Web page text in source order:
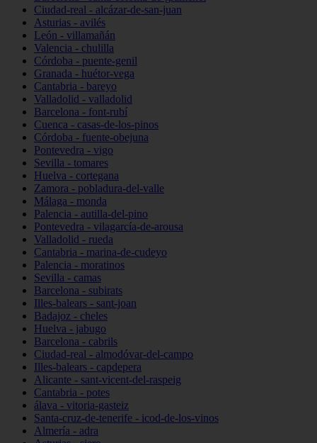
Ciudad-real - alcázar-de-san-juan
Asturias - avilés
León - villamañán
Valencia - chulilla
Córdoba - puente-genil
Granada - huétor-vega
Cantabria - bareyo
Valladolid - valladolid
Barcelona - font-rubí
Cuenca - casas-de-los-pinos
Córdoba - fuente-obejuna
Pontevedra - vigo
Sevilla - tomares
Huelva - cortegana
Zamora - pobladura-del-valle
Málaga - monda
Palencia - autilla-del-pino
Pontevedra - vilagarcía-de-arousa
Valladolid - rueda
Cantabria - marina-de-cudeyo
Palencia - moratinos
Sevilla - camas
Barcelona - subirats
Illes-balears - sant-joan
Badajoz - cheles
Huelva - jabugo
Barcelona - cabrils
Ciudad-real - almodóvar-del-campo
Illes-balears - capdepera
Alicante - sant-vicent-del-raspeig
Cantabria - potes
álava - vitoria-gasteiz
Santa-cruz-de-tenerife - icod-de-los-vinos
Almería - adra